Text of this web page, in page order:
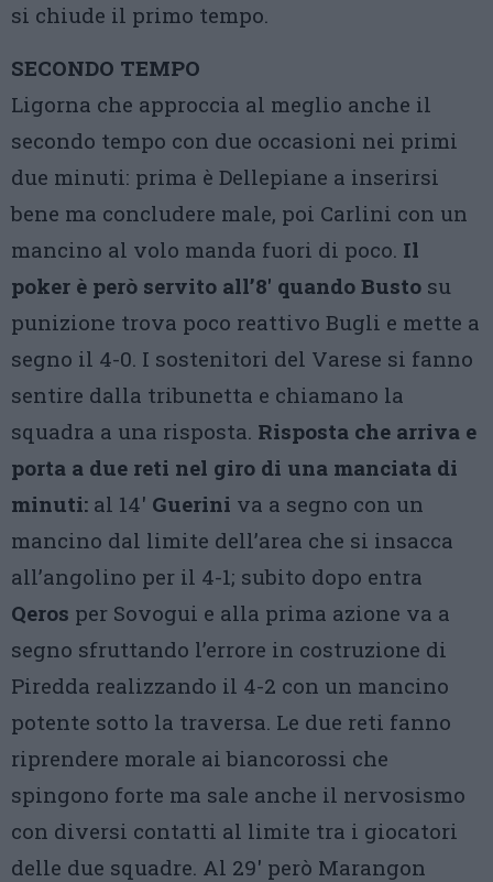
si chiude il primo tempo.
SECONDO TEMPO
Ligorna che approccia al meglio anche il
secondo tempo con due occasioni nei primi
due minuti: prima è Dellepiane a inserirsi
bene ma concludere male, poi Carlini con un
mancino al volo manda fuori di poco. Il
poker è però servito all’8′ quando Busto su
punizione trova poco reattivo Bugli e mette a
segno il 4-0. I sostenitori del Varese si fanno
sentire dalla tribunetta e chiamano la
squadra a una risposta. Risposta che arriva e
porta a due reti nel giro di una manciata di
minuti: al 14′ Guerini va a segno con un
mancino dal limite dell’area che si insacca
all’angolino per il 4-1; subito dopo entra
Qeros per Sovogui e alla prima azione va a
segno sfruttando l’errore in costruzione di
Piredda realizzando il 4-2 con un mancino
potente sotto la traversa. Le due reti fanno
riprendere morale ai biancorossi che
spingono forte ma sale anche il nervosismo
con diversi contatti al limite tra i giocatori
delle due squadre. Al 29′ però Marangon